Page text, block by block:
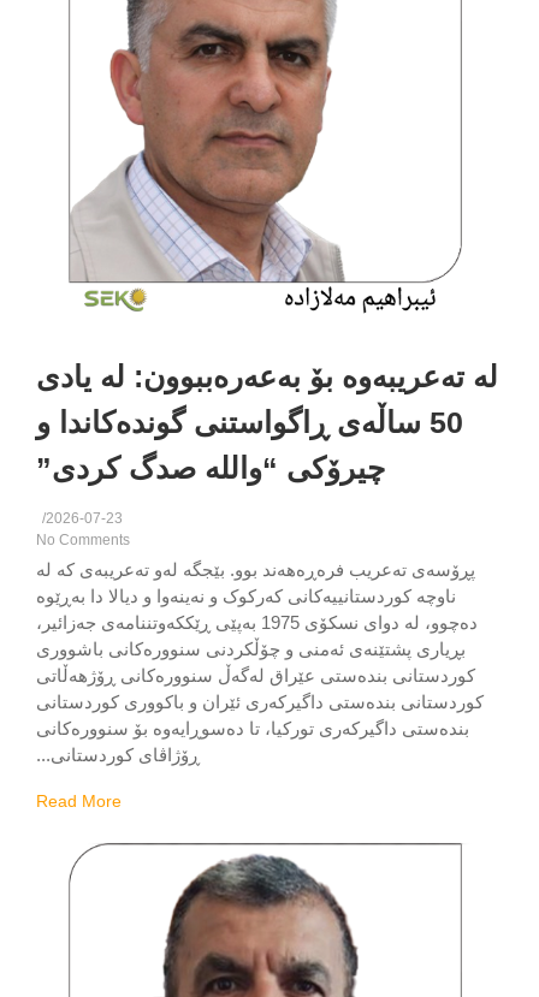
تەعریبەوە بۆ بەعەرەببوون: لە یادی
50 ساڵەی ڕاگواستنی گوندەکاندا و
چیرۆکی “والله صدگ کردی”
2026-07-23
/
No Comments
پڕۆسەی تەعریب فرەڕەهەند بوو. بێجگە لەو تەعریبەی کە لە
ناوچە کوردستانییەکانی کەرکوک و نەینەوا و دیالا دا بەڕێوە
دەچوو، لە دوای نسکۆی 1975 بەپێی ڕێککەوتننامەی جەزائیر،
بڕیاری پشتێنەی ئەمنی و چۆڵکردنی سنوورەکانی باشووری
کوردستانی بندەستی عێراق لەگەڵ سنوورەکانی ڕۆژهەڵاتی
بندەستی داگیرکەری ئێران و باکووری کوردستانی
بندەستی داگیرکەری تورکیا، تا دەسوڕایەوە بۆ سنوورەکانی
ڕۆژاڤای کوردستانی...
Read More